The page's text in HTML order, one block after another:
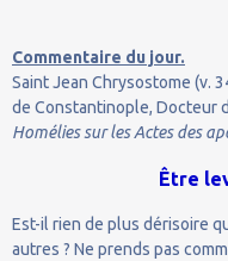
Commentaire du jour.
Saint Jean Chrysostome (v.
de Constantinople, Docteur
Homélies sur les Actes des
Être
Est-il rien de plus dérisoire
autres ? Ne prends pas